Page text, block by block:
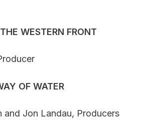
WESTERN FRONT
OF WATER
and Jon Landau, Producers